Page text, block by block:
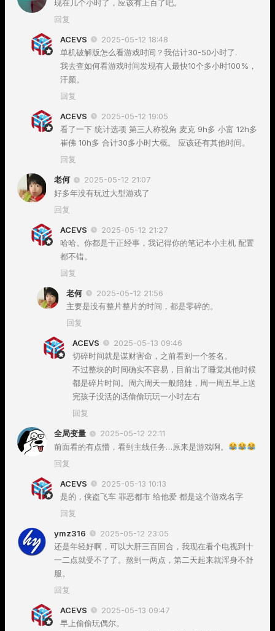
现在几个小时了，应该有上百了吧。
回复
ACEVS
2025-05-12 18:48
单机破解版怎么看游戏时间？我估计30-50小时了.
我去查如何看游戏时间发现有人最快10个多小时100%，
汗颜。
回复
ACEVS
2025-05-12 19:05
看了一下 统计选项 第三人称视角 麦克 9h多 小富 12h多
崔佛 10h多 合计30多小时大概。 应该还有其他时间。
回复
老何
2025-05-12 21:07
好多年没有玩过大型游戏了
回复
ACEVS
2025-05-12 21:27
哈哈。你都是干正经事，我记得你的笔记本小主机 配置
都不错。
回复
老何
2025-05-12 21:56
主要是没有整片整片的时间，都是零碎的。
回复
ACEVS
2025-05-13 09:46
切碎时间就是谋财害命，之前看到一个签名。
不过整块的时间确实不容易，目前出了睡觉其他时候
都是碎片时间。周六周天一般陪娃，周一周五早上送
完孩子没活的话偷偷玩玩一小时左右
回复
全局变量
2025-05-12 22:11
前面看的有点懵，看到主线任务…原来是游戏啊。
回复
ACEVS
2025-05-13 10:13
是的，侠盗飞车 罪恶都市 给他爱 都是这个游戏名字
回复
ymz316
2025-05-12 23:05
还是年轻好啊，可以大肝三百回合，我现在看个电视到十
一二点就受不了了。熬到一两点，第二天起来就浑身不舒
服。
回复
ACEVS
2025-05-13 09:47
早上偷偷玩偶尔。